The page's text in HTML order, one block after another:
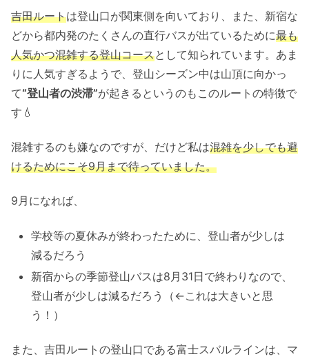
吉田ルートは登山口が関東側を向いており、また、新宿な
どから都内発のたくさんの直行バスが出ているために最も
人気かつ混雑する登山コースとして知られています。あま
りに人気すぎるようで、登山シーズン中は山頂に向かっ
て“登山者の渋滞”が起きるというのもこのルートの特徴で
す💧
混雑するのも嫌なのですが、だけど私は混雑を少しでも避
けるためにこそ9月まで待っていました。
9月になれば、
学校等の夏休みが終わったために、登山者が少しは
減るだろう
新宿からの季節登山バスは8月31日で終わりなので、
登山者が少しは減るだろう（←これは大きいと思
う！）
また、吉田ルートの登山口である富士スバルラインは、マ